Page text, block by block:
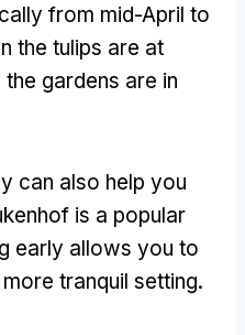
from mid-April to
the tulips are at
the gardens are in
can also help you
is a popular
early allows you to
tranquil setting.